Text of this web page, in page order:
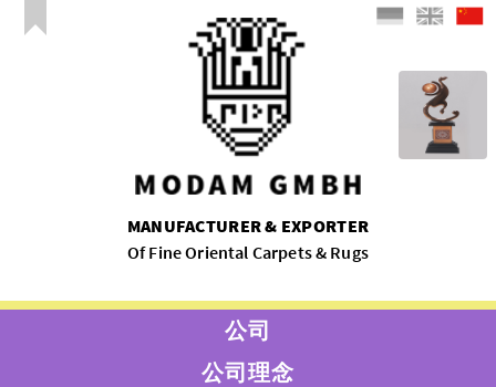
MANUFACTURER & EXPORTER
Of Fine Oriental Carpets & Rugs
公司
公司理念